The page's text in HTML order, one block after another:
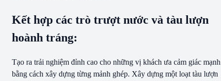
Kết hợp các trò trượt nước và tàu lượn
hoành tráng:
Tạo ra trải nghiệm đỉnh cao cho những vị khách ưa cảm giác mạnh
bằng cách xây dựng từng mảnh ghép. Xây dựng một loạt tàu lượn